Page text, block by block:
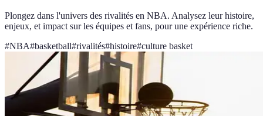
Plongez dans l'univers des rivalités en NBA. Analysez leur histoire,
enjeux, et impact sur les équipes et fans, pour une expérience riche.
#NBA#basketball#rivalités#histoire#culture basket